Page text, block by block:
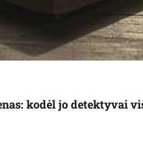
kodėl jo detektyvai